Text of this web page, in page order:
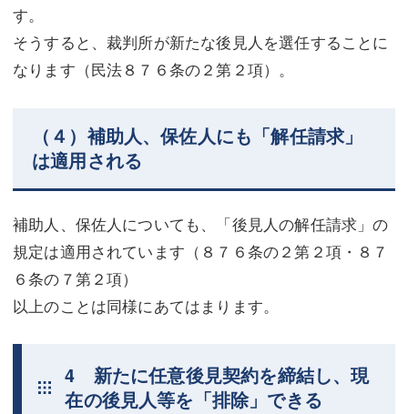
す。
そうすると、裁判所が新たな後見人を選任することに
なります（民法８７６条の２第２項）。
（４）補助人、保佐人にも「解任請求」
は適用される
補助人、保佐人についても、「後見人の解任請求」の
規定は適用されています（８７６条の２第２項・８７
６条の７第２項）
以上のことは同様にあてはまります。
4 新たに任意後見契約を締結し、現
在の後見人等を「排除」できる